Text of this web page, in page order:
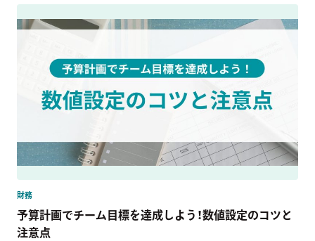
財務
予算計画でチーム目標を達成しよう！数値設定のコツと
注意点